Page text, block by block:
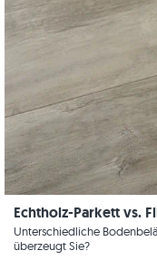
Panoramatour
Terrasse
Treppe
Videos
Wandgestaltung
Wohnräume
Marmor
Naturstein
Quarzit
Sandstein
Schiefer
Travertin
Terrassenplatten
Echtholz-Parkett vs.
Unterschiedliche
überzeugt Sie?